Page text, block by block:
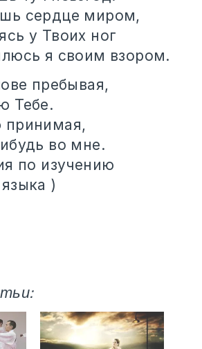
сердце миром,
у Твоих ног
я своим взором.
пребывая,
Тебе.
во мне.
по изучению
)